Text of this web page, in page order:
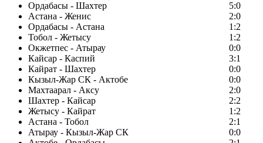
Ордабасы - Шахтер
5:0
Астана - Женис
2:0
Ордабасы - Астана
1:2
Тобол - Жетысу
1:2
Окжетпес - Атырау
0:0
Кайсар - Каспий
3:1
Кайрат - Шахтер
0:0
Кызыл-Жар СК - Актобе
0:0
Махтаарал - Аксу
2:0
Шахтер - Кайсар
2:2
Жетысу - Кайрат
1:2
Астана - Тобол
2:1
Атырау - Кызыл-Жар СК
0:0